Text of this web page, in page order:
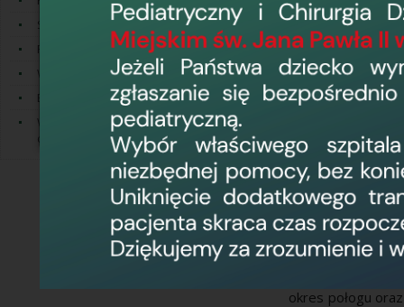
Standardy opieki okołoporodowej
Rodzę w Elblągu
Warsztaty/Aktualności
Edukacja
Wyprawka do szpitala dla mamy i
dziecka
Rodzenia, która
zmniejszenia ich
uczestnictwo w
Proponujemy
Nowatorskie
Zajęcia są
cały czas trwania
Kurs trwa 6
Cały blok
godziny 17:00.
Uczestnicy
okres połogu